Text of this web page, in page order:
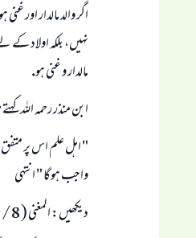
اگر والد مالدار اور
نہيں، بلكہ اولاد
مالدار و غنى ہو.
ابن منذر رحمہ اللہ
" اہل علم اس پر متفق
واجب ہوگا " انتہى
ديكھيں: المغنى ( 8 / 169 ).